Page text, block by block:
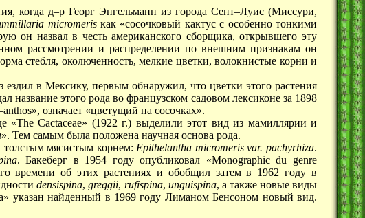
когда д–р Георг Энгельманн из города Сент–Луис (Миссури,
micromerisкак «сосочковый кактус с особенно тонкими
он назвал в честь американского сборщика, открывшего эту
рассмотрении и распределении по внешним признакам он
стебля, околюченность, мелкие цветки, волокнистые корни и
в Мексику, первым обнаружил, что цветки этого растения
этого рода во французском садовом лексиконе за 1898
, означает «цветущий на сосочках».
«The Cactaceae» (1922 г.) выделили этот вид из мамиллярии и
». Тем самым была положена научная основа рода.
толстым мясистым корнем:Epithelantha micromeris var. pachyrhiza.
. Бакеберг в 1954 году опубликовал «Monographic du genre
времени об этих растениях и обобщил затем в 1962 году в
densispina,greggii, rufispina, unguispina, а также новые виды
указан найденный в 1969 году Лиманом Бенсоном новый вид.